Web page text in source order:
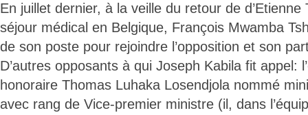
En juillet dernier, à la veille du retour de d’Etienne
séjour médical en Belgique, François Mwamba
de son poste pour rejoindre l’opposition et son
D’autres opposants à qui Joseph Kabila fit appel:
honoraire Thomas Luhaka Losendjola nommé
avec rang de Vice-premier ministre (il, dans